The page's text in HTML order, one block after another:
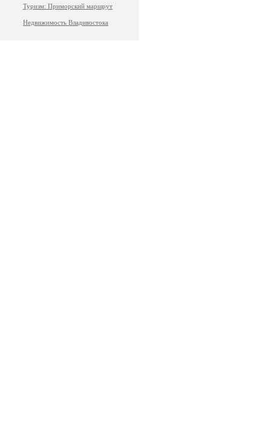
Туризм: Приморский маршрут
Недвижимость Владивостока